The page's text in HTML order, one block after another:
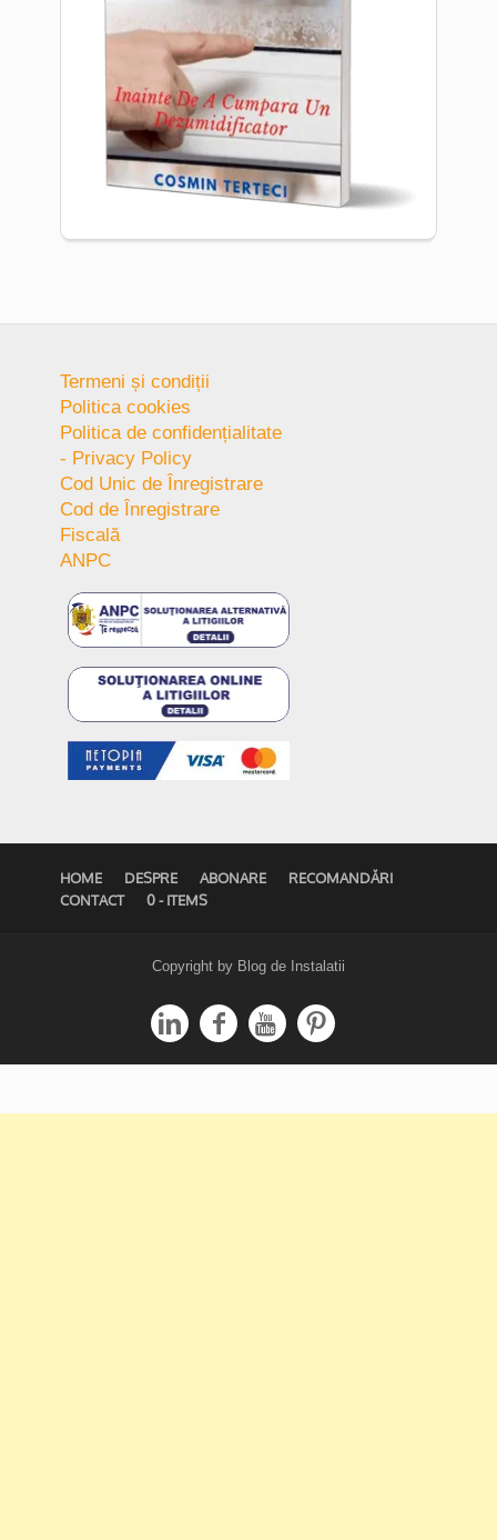
Termeni și condiții
Politica cookies
Politica de confidențialitate
- Privacy Policy
Cod Unic de Înregistrare
Cod de Înregistrare
Fiscală
ANPC
HOME DESPRE ABONARE
RECOMANDĂRI
CONTACT
0 - ITEMS
Copyright by Blog de Instalatii
   